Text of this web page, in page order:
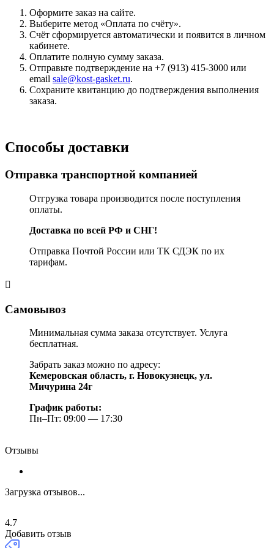
Оформите заказ на сайте.
Выберите метод «Оплата по счёту».
Счёт сформируется автоматически и появится в личном
кабинете.
Оплатите полную сумму заказа.
Отправьте подтверждение на +7 (913) 415-3000 или
email sale@kost-gasket.ru.
Сохраните квитанцию до подтверждения выполнения
заказа.
Способы доставки
Отправка транспортной компанией
Отгрузка товара производится после поступления
оплаты.
Доставка по всей РФ и СНГ!
Отправка Почтой России или ТК СДЭК по их
тарифам.
Самовывоз
Минимальная сумма заказа отсутствует. Услуга
бесплатная.
Забрать заказ можно по адресу:
Кемеровская область, г. Новокузнецк, ул.
Мичурина 24г
График работы:
Пн–Пт: 09:00 — 17:30
Отзывы
Загрузка отзывов...
4.7
Добавить отзыв